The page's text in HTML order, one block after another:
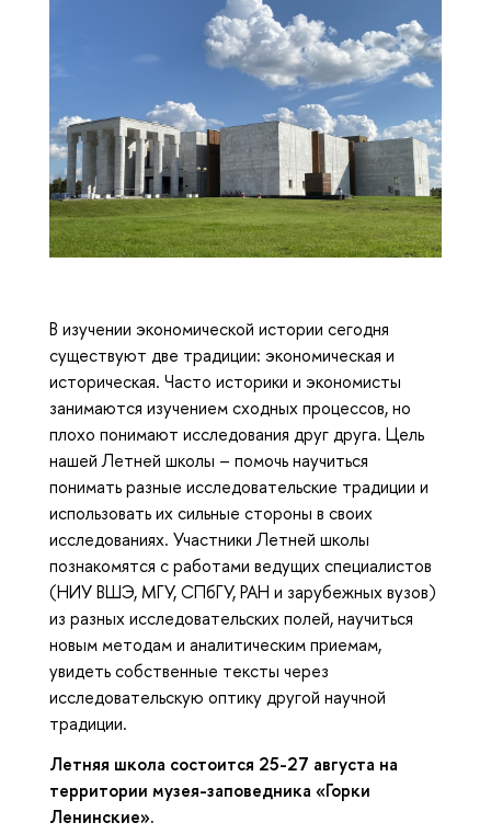
В изучении экономической истории сегодня
существуют две традиции: экономическая и
историческая. Часто историки и экономисты
занимаются изучением сходных процессов, но
плохо понимают исследования друг друга. Цель
нашей Летней школы – помочь научиться
понимать разные исследовательские традиции и
использовать их сильные стороны в своих
исследованиях. Участники Летней школы
познакомятся с работами ведущих специалистов
(НИУ ВШЭ, МГУ, СПбГУ, РАН и зарубежных вузов)
из разных исследовательских полей, научиться
новым методам и аналитическим приемам,
увидеть собственные тексты через
исследовательскую оптику другой научной
традиции.
Летняя школа состоится 25-27 августа на
территории музея-заповедника «Горки
Ленинские».